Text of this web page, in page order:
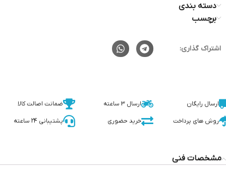
دسته بندی
برچسب
اشتراک گذاری:
ارسال رایگان ارسال 3 ساعته ضمانت اصالت کالا
روش های پرداخت خرید حضوری پشتیبانی 24 ساعته
مشخصات فنی